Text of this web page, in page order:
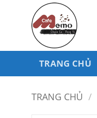
TRANG CHỦ
TRANG CHỦ /